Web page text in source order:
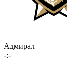
Адмирал
-:-